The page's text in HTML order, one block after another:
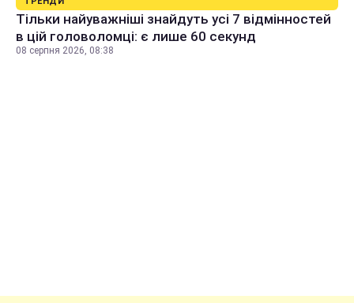
Тільки найуважніші знайдуть усі 7 відмінностей
в цій головоломці: є лише 60 секунд
08 серпня 2026, 08:38